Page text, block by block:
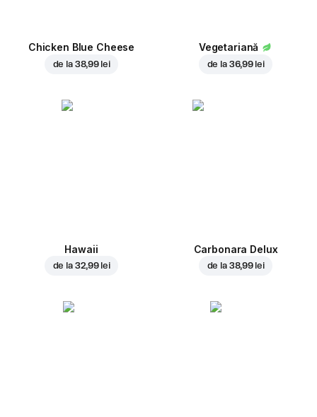
Chicken Blue Cheese
de la 38,99 lei
Vegetariană
de la 36,99 lei
Hawaii
de la 32,99 lei
Carbonara Delux
de la 38,99 lei